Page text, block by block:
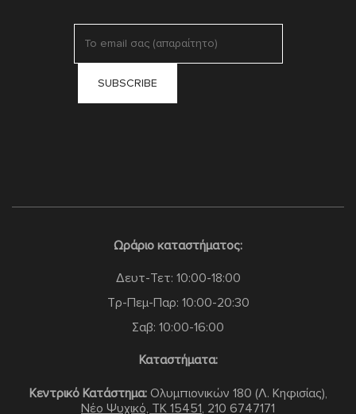
Ωράριο καταστήματος:
Δευτ-Τετ: 10:00-18:00
Τρ-Πεμ-Παρ: 10:00-20:30
Σαβ: 10:00-16:00
Καταστήματα:
Κεντρικό Κατάστημα:Ολυμπιονικών 180 (Λ. Κηφισίας),
Νέο Ψυχικό, TK 15451, 210 6747171